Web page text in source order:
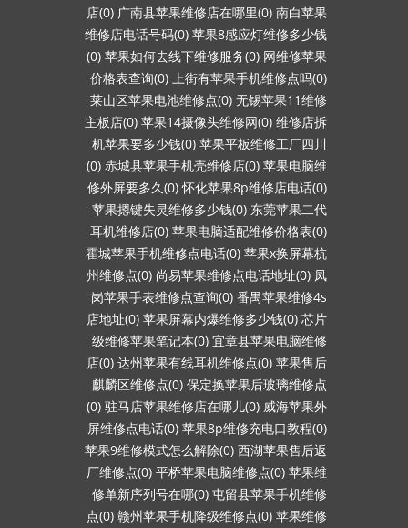
店(0) 广南县苹果维修店在哪里(0) 南白苹果
维修店电话号码(0) 苹果8感应灯维修多少钱
(0) 苹果如何去线下维修服务(0) 网维修苹果
价格表查询(0) 上街有苹果手机维修点吗(0)
莱山区苹果电池维修点(0) 无锡苹果11维修
主板店(0) 苹果14摄像头维修网(0) 维修店拆
机苹果要多少钱(0) 苹果平板维修工厂四川
(0) 赤城县苹果手机壳维修店(0) 苹果电脑维
修外屏要多久(0) 怀化苹果8p维修店电话(0)
苹果摁键失灵维修多少钱(0) 东莞苹果二代
耳机维修店(0) 苹果电脑适配维修价格表(0)
霍城苹果手机维修点电话(0) 苹果x换屏幕杭
州维修点(0) 尚易苹果维修点电话地址(0) 凤
岗苹果手表维修点查询(0) 番禺苹果维修4s
店地址(0) 苹果屏幕内爆维修多少钱(0) 芯片
级维修苹果笔记本(0) 宜章县苹果电脑维修
店(0) 达州苹果有线耳机维修点(0) 苹果售后
麒麟区维修点(0) 保定换苹果后玻璃维修点
(0) 驻马店苹果维修店在哪儿(0) 威海苹果外
屏维修点电话(0) 苹果8p维修充电口教程(0)
苹果9维修模式怎么解除(0) 西湖苹果售后返
厂维修点(0) 平桥苹果电脑维修点(0) 苹果维
修单新序列号在哪(0) 屯留县苹果手机维修
点(0) 赣州苹果手机降级维修点(0) 苹果维修